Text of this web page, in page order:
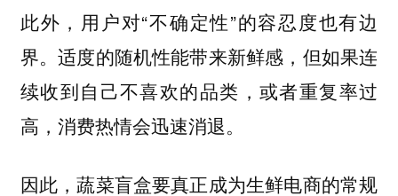
此外，用户对“不确定性”的容忍度也有边
界。适度的随机性能带来新鲜感，但如果连
续收到自己不喜欢的品类，或者重复率过
高，消费热情会迅速消退。
因此，蔬菜盲盒要真正成为生鲜电商的常规